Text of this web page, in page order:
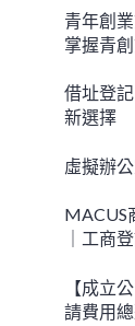
青年創
掌握青
借址登
新選擇
虛擬辦
MACUS
｜工商
【成立
請費用